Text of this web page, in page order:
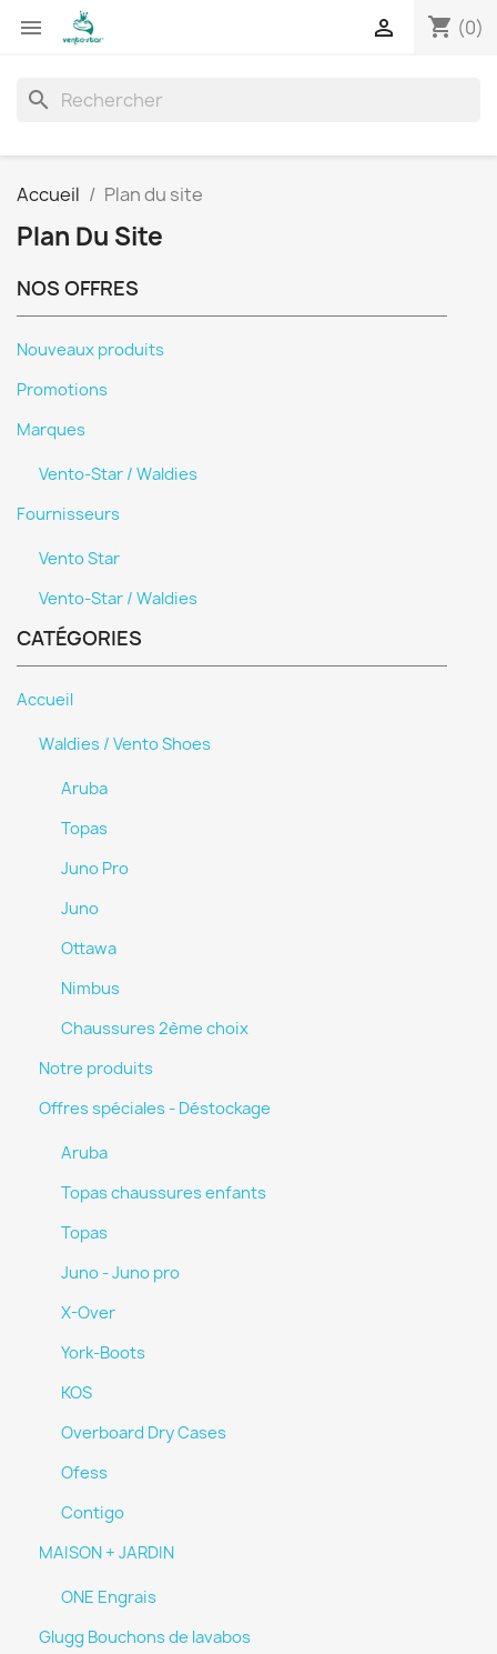
 shopping_cart (0)

search
Accueil Plan du site
Plan Du Site
NOS OFFRES
Nouveaux produits
Promotions
Marques
Vento-Star / Waldies
Fournisseurs
Vento Star
Vento-Star / Waldies
CATÉGORIES
Accueil
Waldies / Vento Shoes
Aruba
Topas
Juno Pro
Juno
Ottawa
Nimbus
Chaussures 2ème choix
Notre produits
Offres spéciales - Déstockage
Aruba
Topas chaussures enfants
Topas
Juno - Juno pro
X-Over
York-Boots
KOS
Overboard Dry Cases
Ofess
Contigo
MAISON + JARDIN
ONE Engrais
Glugg Bouchons de lavabos